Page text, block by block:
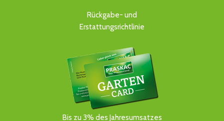
Rückgabe- und
Erstattungsrichtlinie
Bis zu 3% des Jahresumsatzes